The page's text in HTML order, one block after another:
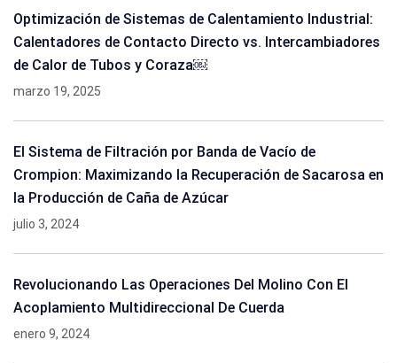
Optimización de Sistemas de Calentamiento Industrial:
Calentadores de Contacto Directo vs. Intercambiadores
de Calor de Tubos y Coraza￼
marzo 19, 2025
El Sistema de Filtración por Banda de Vacío de
Crompion: Maximizando la Recuperación de Sacarosa en
la Producción de Caña de Azúcar
julio 3, 2024
Revolucionando Las Operaciones Del Molino Con El
Acoplamiento Multidireccional De Cuerda
enero 9, 2024